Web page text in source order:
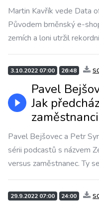
Martin Kavřík vede Data
Původem brněnský e-
zemích a loni utržil
3.10.2022 07:00 26:48
Pavel
Jak
Pavel Bejšovec a Petr
sérii podcastů s názvem
versus zaměstnanec. Ty
29.9.2022 07:00 24:00